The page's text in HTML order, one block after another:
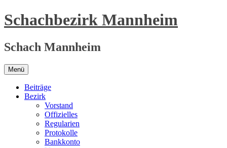
Zum
Inhalt
Schachbezirk Mannheim
Schach Mannheim
Menü
Beiträge
Bezirk
Vorstand
Offizielles
Regularien
Protokolle
Bankkonto